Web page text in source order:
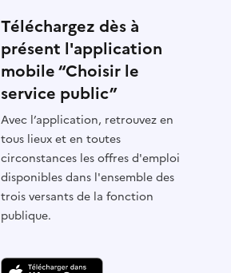
Téléchargez dès à
présent l'application
mobile “Choisir le
service public”
Avec l’application, retrouvez en
tous lieux et en toutes
circonstances les offres d'emploi
disponibles dans l'ensemble des
trois versants de la fonction
publique.